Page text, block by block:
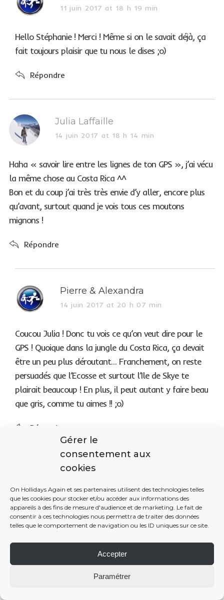
Gérer le
consentement aux
cookies
On Hollidays Again et ses partenaires utilisent des technologies telles
que les cookies pour stocker et/ou accéder aux informations des
appareils à des fins de mesure d'audience et de marketing. Le fait de
consentir à ces technologies nous permettra de traiter des données
telles que le comportement de navigation ou les ID uniques sur ce site.
Accepter
Paramétrer
a
s
11 juin 2017 at 18 h 19 min
Hello Stéphanie ! Merci ! Même si on le savait déjà, ça
fait toujours plaisir que tu nous le dises ;o)
Répondre
s
a
s
:
Julia Laffaille
14 juin 2017 at 18 h 14 min
Haha « savoir lire entre les lignes de ton GPS », j’ai vécu
la même chose au Costa Rica ^^
Bon et du coup j’ai très très envie d’y aller, encore plus
qu’avant, surtout quand je vois tous ces moutons
mignons !
Répondre
s
a
s
:
Pierre & Alexandra
14 juin 2017 at 20 h 07 min
Coucou Julia ! Donc tu vois ce qu’on veut dire pour le
GPS ! Quoique dans la jungle du Costa Rica, ça devait
être un peu plus déroutant… Franchement, on reste
persuadés que l’Ecosse et surtout l’Ile de Skye te
plairait beaucoup ! En plus, il peut autant y faire beau
que gris, comme tu aimes !! ;o)
Répondre
Les meilleurs articles de blogs de voyage en
s
a
y
s
Julien
25 août 2018 at 0 h 07 min
Hahaha les passing places. C’est devenu mythique dans
notre famille… Je rajouterais aussi le fait que les écossais
ont peu joué du bulldozer lors des constructions de leurs